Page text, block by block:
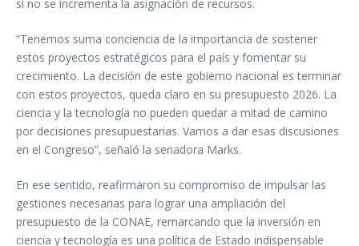
si no se incrementa la asignación de recursos.
“Tenemos suma conciencia de la importancia de sostener
estos proyectos estratégicos para el país y fomentar su
crecimiento. La decisión de este gobierno nacional es terminar
con estos proyectos, queda claro en su presupuesto 2026. La
ciencia y la tecnología no pueden quedar a mitad de camino
por decisiones presupuestarias. Vamos a dar esas discusiones
en el Congreso”, señaló la senadora Marks.
En ese sentido, reafirmaron su compromiso de impulsar las
gestiones necesarias para lograr una ampliación del
presupuesto de la CONAE, remarcando que la inversión en
ciencia y tecnología es una política de Estado indispensable